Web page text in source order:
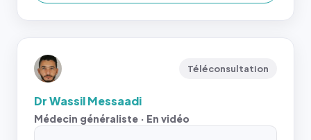
Téléconsultation
Dr Wassil Messaadi
Médecin généraliste · En vidéo